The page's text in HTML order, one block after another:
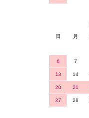
日 月
6 7
13 14
20 21
27 28